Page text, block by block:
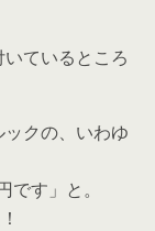
ているところ
クの、いわゆ
す」と。